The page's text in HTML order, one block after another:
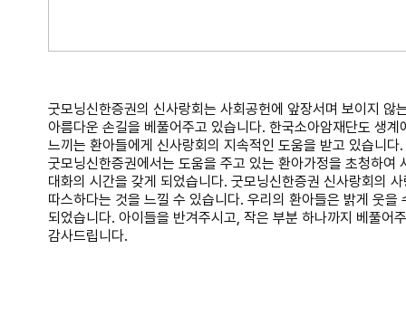
굿모닝신한증권의 신사랑회는 사회공헌에 앞장서며 보이지 않
아름다운 손길을 베풀어주고 있습니다. 한국소아암재단도 생계
느끼는 환아들에게 신사랑회의 지속적인 도움을 받고 있습니다.
굿모닝신한증권에서는 도움을 주고 있는 환아가정을 초청하여
대화의 시간을 갖게 되었습니다. 굿모닝신한증권 신사랑회의
따스하다는 것을 느낄 수 있습니다. 우리의 환아들은 밝게 웃을
되었습니다. 아이들을 반겨주시고, 작은 부분 하나까지 베풀어
감사드립니다.